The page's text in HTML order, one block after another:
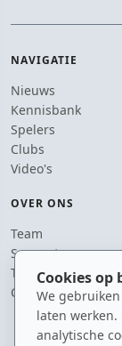
Cookies
We
laten
analytische
NAVIGATIE
Nieuws
Kennisbank
Spelers
Clubs
Video's
OVER ONS
Team
Supporters
Tip de redactie
Contact